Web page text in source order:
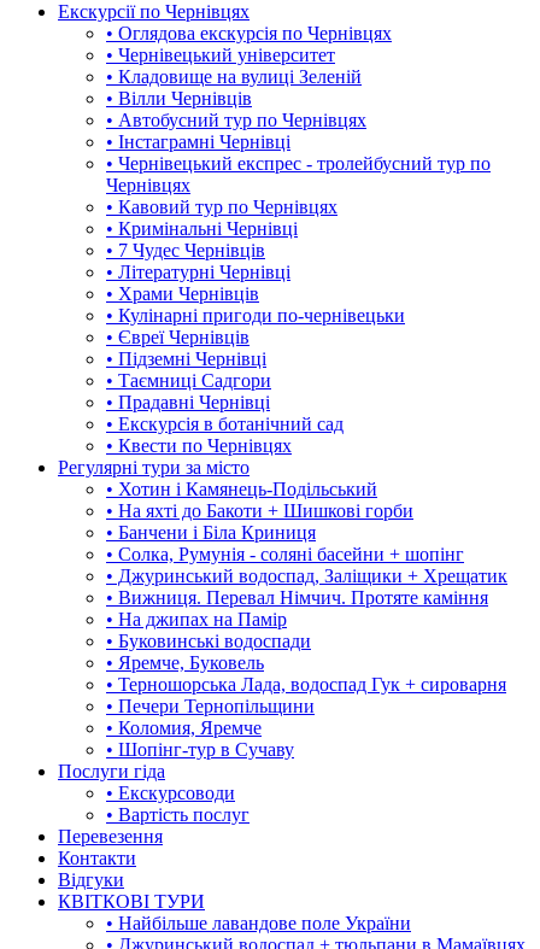
Екскурсії по Чернівцях
• Оглядова екскурсія по Чернівцях
• Чернівецький університет
• Кладовище на вулиці Зеленій
• Вілли Чернівців
• Автобусний тур по Чернівцях
• Інстаграмні Чернівці
• Чернівецький експрес - тролейбусний тур по
Чернівцях
• Кавовий тур по Чернівцях
• Кримінальні Чернівці
• 7 Чудес Чернівців
• Літературні Чернівці
• Храми Чернівців
• Кулінарні пригоди по-чернівецьки
• Євреї Чернівців
• Підземні Чернівці
• Таємниці Садгори
• Прадавні Чернівці
• Екскурсія в ботанічний сад
• Квести по Чернівцях
Регулярні тури за місто
• Хотин і Камянець-Подільський
• На яхті до Бакоти + Шишкові горби
• Банчени і Біла Криниця
• Солка, Румунія - соляні басейни + шопінг
• Джуринський водоспад, Заліщики + Хрещатик
• Вижниця. Перевал Німчич. Протяте каміння
• На джипах на Памір
• Буковинські водоспади
• Яремче, Буковель
• Терношорська Лада, водоспад Гук + сироварня
• Печери Тернопільщини
• Коломия, Яремче
• Шопінг-тур в Сучаву
Послуги гіда
• Екскурсоводи
• Вартість послуг
Перевезення
Контакти
Відгуки
КВІТКОВІ ТУРИ
• Найбільше лавандове поле України
• Джуринський водоспад + тюльпани в Мамаївцях